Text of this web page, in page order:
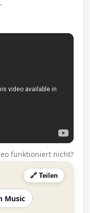
funktioniert nicht?
🔗 Teilen
Music